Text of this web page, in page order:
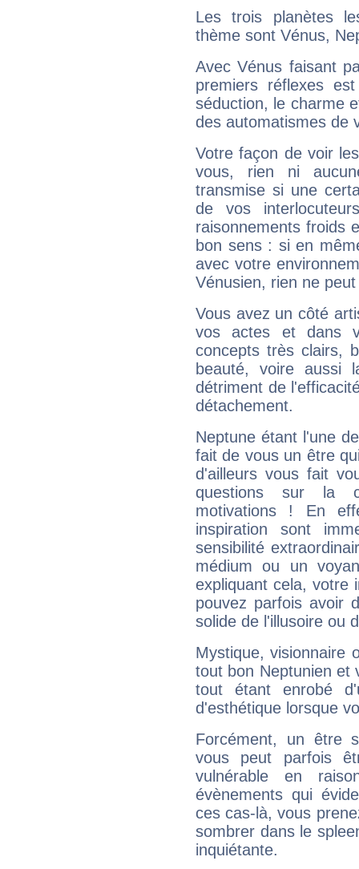
Les trois planètes
thème sont Vénus,
Avec Vénus faisant
premiers réflexes
séduction, le charme
des automatismes de
Votre façon de voir
vous, rien ni
transmise si une
de vos
raisonnements froids
bon sens : si en
avec votre
Vénusien, rien ne
Vous avez un côté
vos actes et dans
concepts très clairs,
beauté, voire aussi
détriment de
détachement.
Neptune étant l'une
fait de vous un être
d'ailleurs vous fait
questions sur la
motivations ! En
inspiration sont
sensibilité
médium ou un
expliquant cela, votre
pouvez parfois avoir
solide de l'illusoire ou
Mystique, visionnaire
tout bon Neptunien et
tout étant enrobé
d'esthétique lorsque
Forcément, un être
vous peut parfois
vulnérable en
évènements qui
ces cas-là, vous
sombrer dans le
inquiétante.